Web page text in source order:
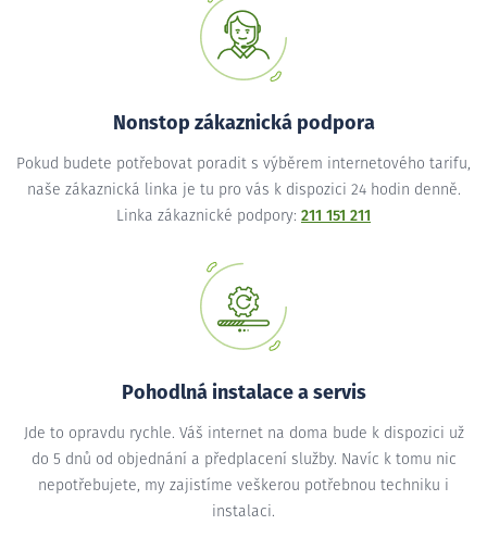
Nonstop zákaznická podpora
Pokud budete potřebovat poradit s výběrem internetového tarifu,
naše zákaznická linka je tu pro vás k dispozici 24 hodin denně.
Linka zákaznické podpory: 211 151 211
Pohodlná instalace a servis
Jde to opravdu rychle. Váš internet na doma bude k dispozici už
do 5 dnů od objednání a předplacení služby. Navíc k tomu nic
nepotřebujete, my zajistíme veškerou potřebnou techniku i
instalaci.